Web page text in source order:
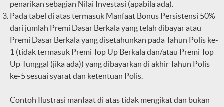
penarikan sebagian Nilai Investasi (apabila ada).
Pada tabel di atas termasuk Manfaat Bonus Persistensi 50%
dari jumlah Premi Dasar Berkala yang telah dibayar atau
Premi Dasar Berkala yang disetahunkan pada Tahun Polis ke-
1 (tidak termasuk Premi Top Up Berkala dan/atau Premi Top
Up Tunggal (jika ada)) yang dibayarkan di akhir Tahun Polis
ke-5 sesuai syarat dan ketentuan Polis.
Contoh Ilustrasi manfaat di atas tidak mengikat dan bukan